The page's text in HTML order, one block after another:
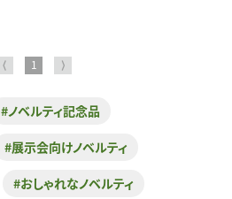
⟨ 1 ⟩
#ノベルティ記念品
#展示会向けノベルティ
#おしゃれなノベルティ